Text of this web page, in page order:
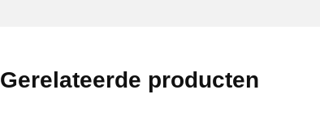
Gerelateerde producten